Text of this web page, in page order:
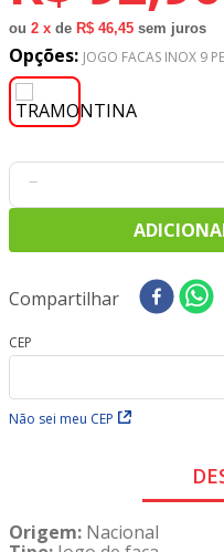
ou 2 x de R$ 46,45 sem juros
Opções: JOGO FACAS INOX 9
－
Compartilhar
CEP
Não sei meu CEP
Origem: Nacional
8 º
tricoline digital
9º
tecido oxford
10º toalha mesa